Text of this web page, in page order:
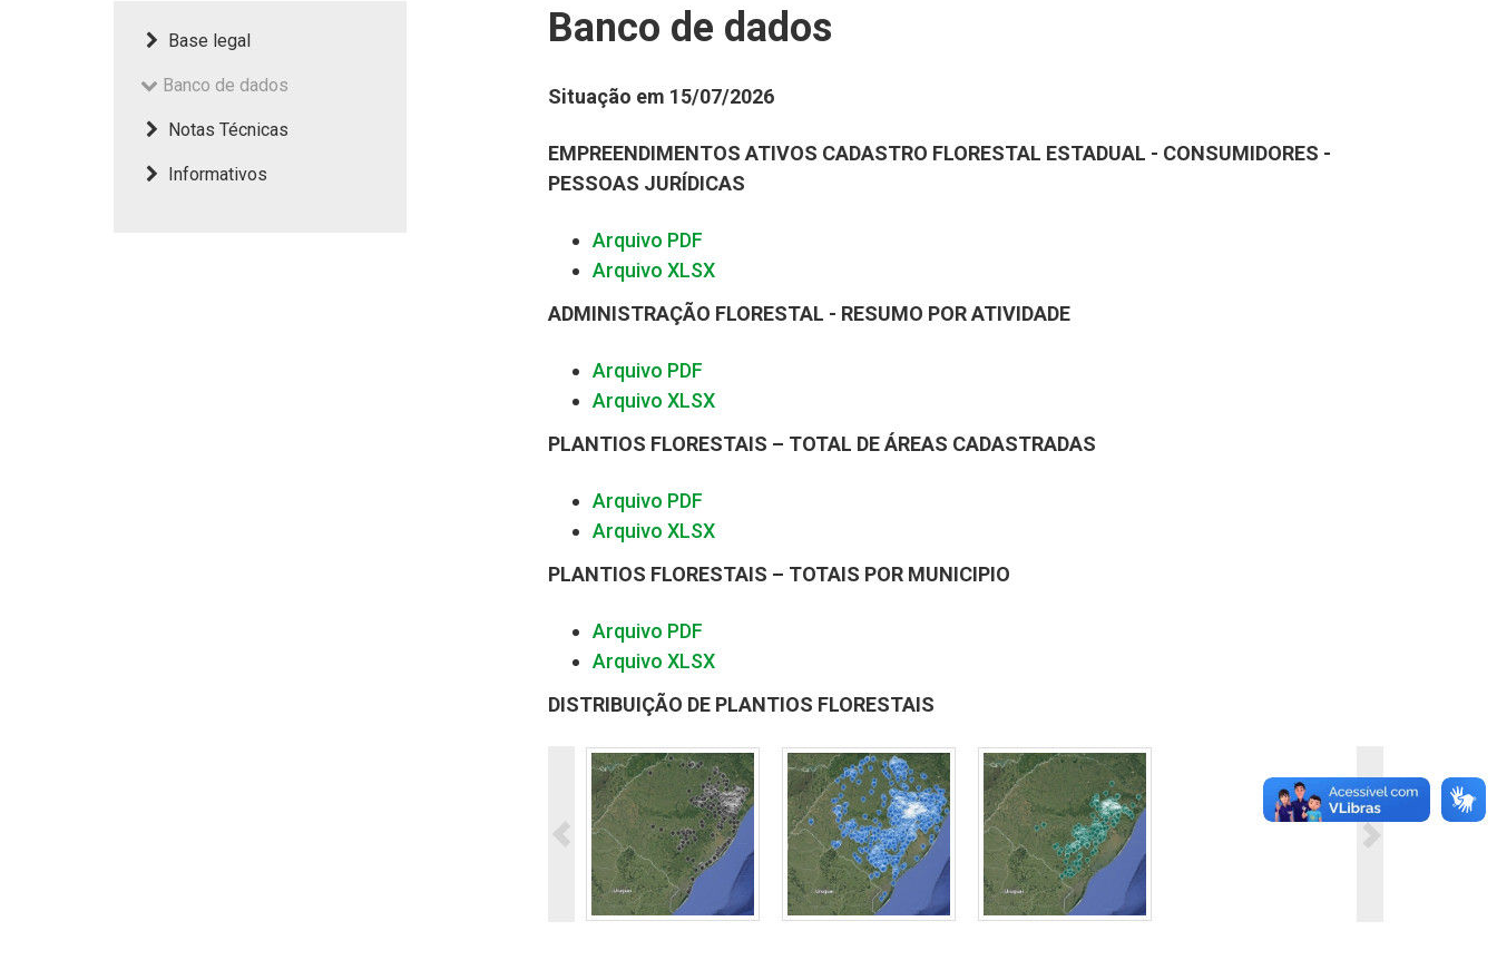
Base legal
Banco de dados
Notas Técnicas
Informativos
Banco de dados
Situação em 15/07/2026
EMPREENDIMENTOS ATIVOS CADASTRO FLORESTAL ESTADUAL - CONSUMIDORES -
PESSOAS JURÍDICAS
Arquivo PDF
Arquivo XLSX
ADMINISTRAÇÃO FLORESTAL - RESUMO POR ATIVIDADE
Arquivo PDF
Arquivo XLSX
PLANTIOS FLORESTAIS – TOTAL DE ÁREAS CADASTRADAS
Arquivo PDF
Arquivo XLSX
PLANTIOS FLORESTAIS – TOTAIS POR MUNICIPIO
Arquivo PDF
Arquivo XLSX
DISTRIBUIÇÃO DE PLANTIOS FLORESTAIS